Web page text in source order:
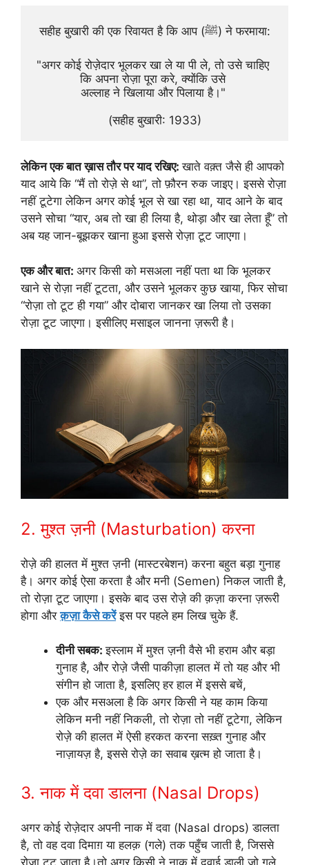
सहीह बुखारी की एक रिवायत है कि आप (ﷺ) ने फरमाया:
"अगर कोई रोज़ेदार भूलकर खा ले या पी ले, तो उसे चाहिए
कि अपना रोज़ा पूरा करे, क्योंकि उसे
अल्लाह ने खिलाया और पिलाया है।"
(सहीह बुखारी: 1933)
लेकिन एक बात ख़ास तौर पर याद रखिए:खाते वक़्त जैसे ही आपको
याद आये कि “मैं तो रोज़े से था”, तो फ़ौरन रुक जाइए। इससे रोज़ा
नहीं टूटेगा लेकिन अगर कोई भूल से खा रहा था, याद आने के बाद
उसने सोचा “यार, अब तो खा ही लिया है, थोड़ा और खा लेता हूँ” तो
अब यह जान-बूझकर खाना हुआ इससे रोज़ा टूट जाएगा।
एक और बात: अगर किसी को मसअला नहीं पता था कि भूलकर
खाने से रोज़ा नहीं टूटता, और उसने भूलकर कुछ खाया, फिर सोचा
“रोज़ा तो टूट ही गया” और दोबारा जानकर खा लिया तो उसका
रोज़ा टूट जाएगा। इसीलिए मसाइल जानना ज़रूरी है।
2. मुश्त ज़नी (Masturbation) करना
रोज़े की हालत में मुश्त ज़नी (मास्टरबेशन) करना बहुत बड़ा गुनाह
है। अगर कोई ऐसा करता है और मनी (Semen) निकल जाती है,
तो रोज़ा टूट जाएगा। इसके बाद उस रोज़े की क़ज़ा करना ज़रूरी
होगा औरक़ज़ा कैसे करेंइस पर पहले हम लिख चुके हैं.
दीनी सबक:इस्लाम में मुश्त ज़नी वैसे भी हराम और बड़ा
गुनाह है, और रोज़े जैसी पाकीज़ा हालत में तो यह और भी
संगीन हो जाता है, इसलिए हर हाल में इससे बचें,
एक और मसअला है कि अगर किसी ने यह काम किया
लेकिन मनी नहीं निकली, तो रोज़ा तो नहीं टूटेगा, लेकिन
रोज़े की हालत में ऐसी हरकत करना सख़्त गुनाह और
नाज़ायज़ है, इससे रोज़े का सवाब ख़त्म हो जाता है।
3. नाक में दवा डालना (Nasal Drops)
अगर कोई रोज़ेदार अपनी नाक में दवा (Nasal drops) डालता
है, तो वह दवा दिमाग़ या हलक़ (गले) तक पहुँच जाती है, जिससे
रोज़ा टूट जाता है।तो अगर किसी ने नाक में दवाई डाली जो गले